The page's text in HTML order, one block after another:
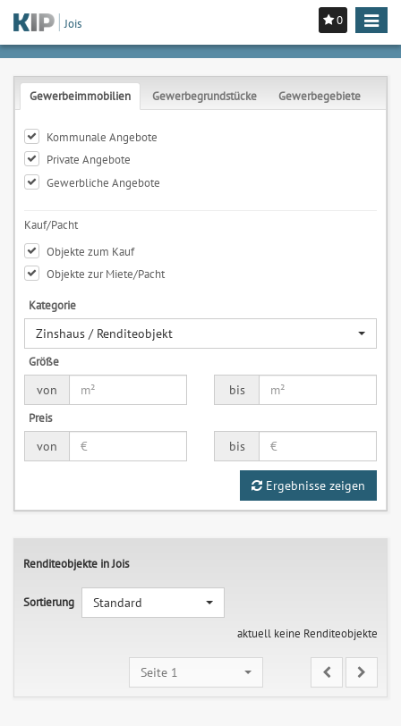
0
Toggle
Jois
Gewerbeimmobilien Gewerbegrundstücke Gewerbegebiete
Kommunale Angebote
Private Angebote
Gewerbliche Angebote
Kauf/Pacht
Objekte zum Kauf
Objekte zur Miete/Pacht
Kategorie
Zinshaus / Renditeobjekt
Größe
von
bis
Preis
von
bis
Ergebnisse zeigen
Renditeobjekte in Jois
Sortierung
Standard
aktuell keine Renditeobjekte
Seite 1